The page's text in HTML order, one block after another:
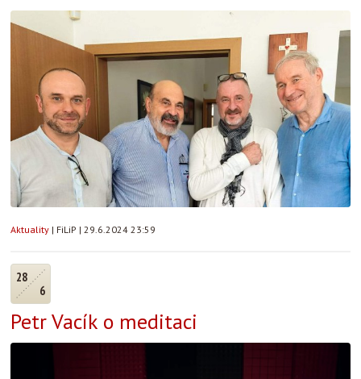
Aktuality | FiLiP | 29.6.2024 23:59
28
6
Petr Vacík o meditaci